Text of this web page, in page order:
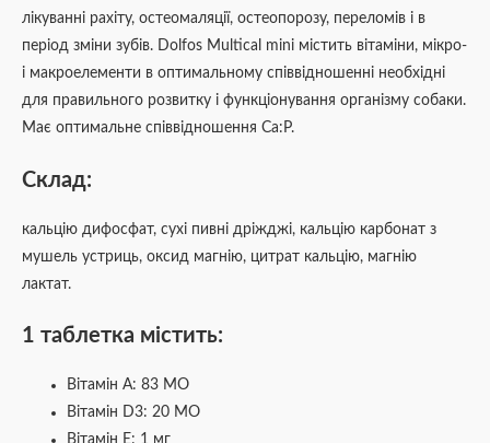
лікуванні рахіту, остеомаляції, остеопорозу, переломів і в
період зміни зубів. Dolfos Multical mini містить вітаміни, мікро-
і макроелементи в оптимальному співвідношенні необхідні
для правильного розвитку і функціонування організму собаки.
Має оптимальне співвідношення Са:Р.
Склад:
кальцію дифосфат, сухі пивні дріжджі, кальцію карбонат з
мушель устриць, оксид магнію, цитрат кальцію, магнію
лактат.
1 таблетка містить:
Вітамін А: 83 МО
Вітамін D3: 20 МО